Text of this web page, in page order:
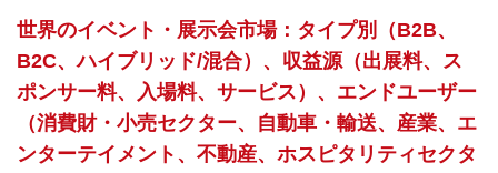
世界のイベント・展示会市場：タイプ別（B2B、
B2C、ハイブリッド/混合）、収益源（出展料、ス
ポンサー料、入場料、サービス）、エンドユーザー
（消費財・小売セクター、自動車・輸送、産業、エ
ンターテイメント、不動産、ホスピタリティセクタ